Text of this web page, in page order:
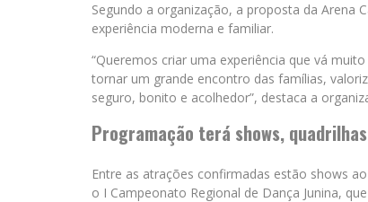
Segundo a organização, a proposta da Arena
experiência moderna e familiar.
“Queremos criar uma experiência que vá
tornar um grande encontro das famílias,
seguro, bonito e acolhedor”, destaca a
Programação terá shows,
Entre as atrações confirmadas estão shows
o I Campeonato Regional de Dança Junina,